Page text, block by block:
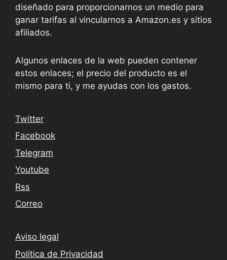
diseñado para proporcionarnos un medio para
ganar tarifas al vincularnos a Amazon.es y sitios
afiliados.
Algunos enlaces de la web pueden contener
estos enlaces; el precio del producto es el
mismo para ti, y me ayudas con los gastos.
Twitter
Facebook
Telegram
Youtube
Rss
Correo
Aviso legal
Política de Privacidad